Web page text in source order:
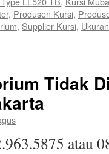
, Produsen Kursi,
, Supplier Kursi,
Tidak
atau